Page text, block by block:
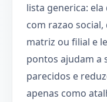
lista generica: ela
com razao
matriz ou filial e
pontos ajudam a
parecidos e
apenas como